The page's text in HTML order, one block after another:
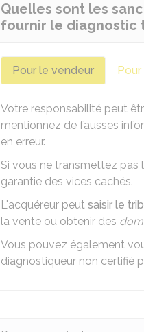
Quelles sont les
fournir le diagnostic
Pour le vendeur
Votre responsabilité peut
mentionnez de fausses
en erreur.
Si vous ne transmettez pas
garantie des vices cachés.
L'acquéreur peut saisir le
la vente ou obtenir des
Vous pouvez également
diagnostiqueur non certifié